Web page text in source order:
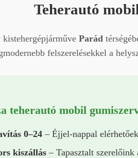
Teherautó
Parád
felszerelésekkel a
teherautó mobil
0–24 – Éjjel-nappal
kiszállás – Tapasztalt